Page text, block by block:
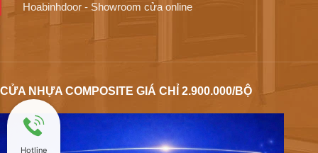
Hoabinhdoor - Showroom cửa online
CỬA NHỰA COMPOSITE GIÁ CHỈ 2.900.000/BỘ
Hotline